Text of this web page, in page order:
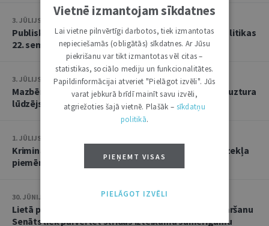
3. JŪLIJS • 18:23
Publisko tiesību institūta konstitucionālās tiesībpolitikas
22. seminārs
3. JŪLIJS • 14:45
Mazbērniem nav pienākuma uzturēt vecvecākus, ja uztura
lūdzējs nav par viņiem rūpējies
1. JŪLIJS • 17:38
Kriminālsoda un medicīniska rakstura piespiedu līdzekļa
piemērošana savstarpēji viens otru neizslēdz
30. JŪNIJS • 14:58
Lietā par namu pārvaldnieces goda un cieņas aizskaršanu
Senāts liek pārvērtēt strīdus izteikumu samērīgumu
Vietnē izmantojam sīkdatnes
Lai vietne pilnvērtīgi darbotos, tiek izmantotas
nepieciešamās (obligātās) sīkdatnes. Ar Jūsu
piekrišanu var tikt izmantotas vēl citas –
statistikas, sociālo mediju un funkcionalitātes.
Papildinformācijai atveriet "Pielāgot izvēli". Jūs
varat jebkurā brīdī mainīt savu izvēli,
atgriežoties šajā vietnē. Plašāk – sīkdatņu
politikā.
PIEŅEMT VISAS
PIELĀGOT IZVĒLI